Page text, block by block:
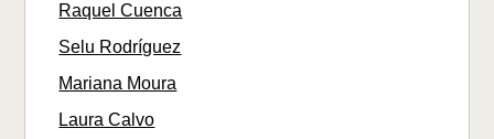
Raquel Cuenca
Selu Rodríguez
Mariana Moura
Laura Calvo